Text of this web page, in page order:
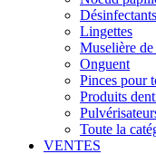
Désinfectants
Lingettes
Muselière
Onguent
Pinces pour
Produits
Toute la
VENTES